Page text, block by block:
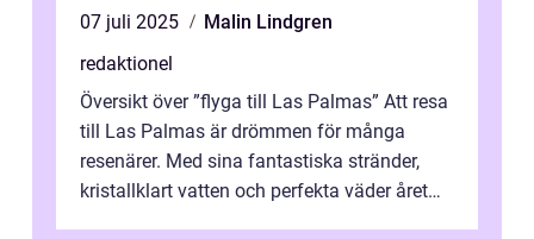
07 juli 2025
Malin Lindgren
redaktionel
Översikt över ”flyga till Las Palmas” Att resa
till Las Palmas är drömmen för många
resenärer. Med sina fantastiska stränder,
kristallklart vatten och perfekta väder året